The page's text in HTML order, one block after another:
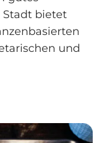
Stadt bietet
und